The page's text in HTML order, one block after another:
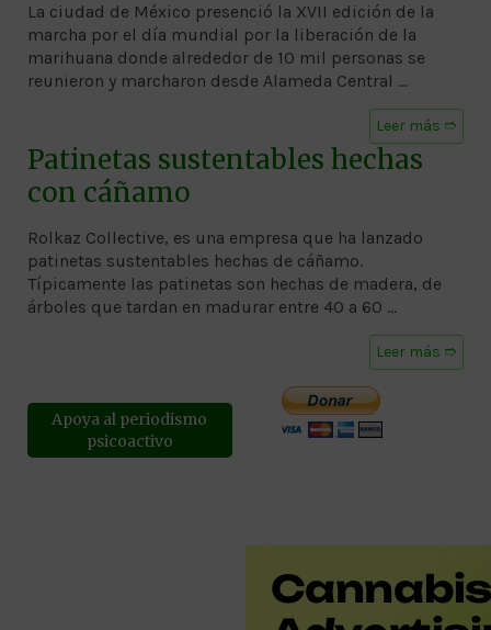
La ciudad de México presenció la XVII edición de la
marcha por el día mundial por la liberación de la
marihuana donde alrededor de 10 mil personas se
reunieron y marcharon desde Alameda Central …
Leer más ➱
Patinetas sustentables hechas
con cáñamo
Rolkaz Collective, es una empresa que ha lanzado
patinetas sustentables hechas de cáñamo.
Típicamente las patinetas son hechas de madera, de
árboles que tardan en madurar entre 40 a 60 …
Leer más ➱
Apoya al periodismo
psicoactivo